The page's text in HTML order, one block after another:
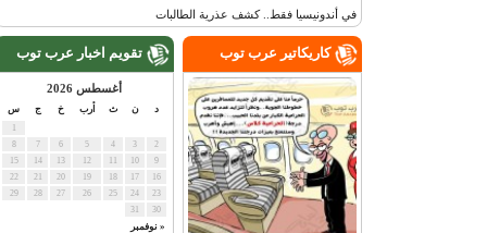
في أندونيسيا فقط.. كشف عذرية الطالبات
تقويم اخبار عرب توب
أغسطس 2026
أرب س
« نوفمبر
كاريكاتير عرب توب